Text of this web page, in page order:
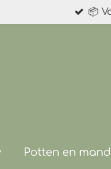
📦
Potten en